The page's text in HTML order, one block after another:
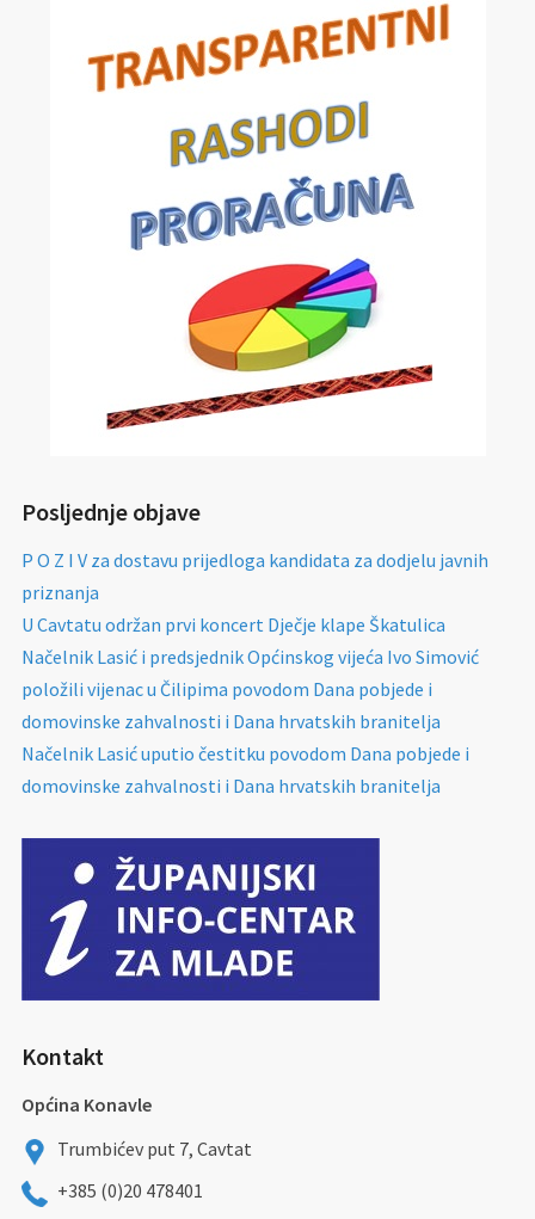
Posljednje objave
P O Z I V za dostavu prijedloga kandidata za dodjelu javnih
priznanja
U Cavtatu održan prvi koncert Dječje klape Škatulica
Načelnik Lasić i predsjednik Općinskog vijeća Ivo Simović
položili vijenac u Čilipima povodom Dana pobjede i
domovinske zahvalnosti i Dana hrvatskih branitelja
Načelnik Lasić uputio čestitku povodom Dana pobjede i
domovinske zahvalnosti i Dana hrvatskih branitelja
Kontakt
Općina Konavle
Trumbićev put 7, Cavtat
+385 (0)20 478401